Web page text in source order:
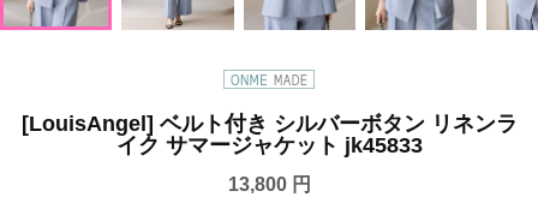
[LouisAngel] ベルト付き シルバーボタン リネンラ
イク サマージャケット jk45833
13,800 円